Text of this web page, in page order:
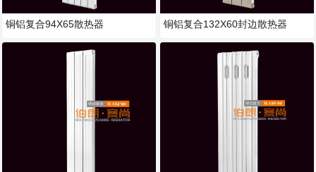
铜铝复合94X65散热器 铜铝复合132X60封边散热器